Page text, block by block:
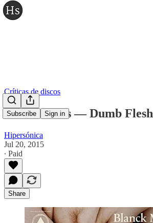
Subscribe Sign in
Críticas de discos
Blanck Mass — Dumb Flesh
Hipersónica
Jul 20, 2015
∙ Paid
Share